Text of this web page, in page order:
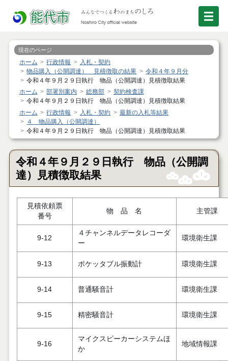
現在のページ
ホーム 行政情報
入札・契約
物品購入（公開調達） 見積徴取の結果
令和４年９月分
令和４年９月２９日執行 物品（公開調達）見積徴取結果
ホーム
部署別案内 総務部
契約検査課
令和４年９月２９日執行 物品（公開調達）見積徴取結果
ホーム
行政情報 入札・契約
最新の入札等結果
４ 物品購入（公開調達）
令和４年９月２９日執行 物品（公開調達）見積徴取結果
令和４年９月２９日執行 物品（公開調
達）見積徴取結果
見積依頼票
番号
物 品 名 主管課
9-12
４チャンネルデータレコーダ
ー
環境衛生課
9-13 ポケッタブル振動計 環境衛生課
9-14 普通騒音計 環境衛生課
9-15 精密騒音計 環境衛生課
9-16
マイクスピーカーシステムほ
か
地域情報課